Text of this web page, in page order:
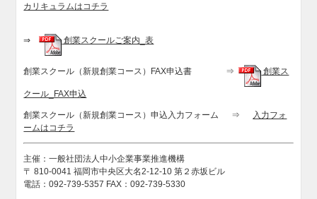
カリキュラムはコチラ
⇒ 創業スクールご案内_表
創業スクール（新規創業コース）FAX申込書 ⇒ 創業ス
クール_FAX申込
創業スクール（新規創業コース）申込入力フォーム ⇒
入力フォ
ームはコチラ
主催：一般社団法人中小企業事業推進機構
〒 810-0041 福岡市中央区大名2-12-10 第２赤坂ビル
電話：092-739-5357 FAX：092-739-5330